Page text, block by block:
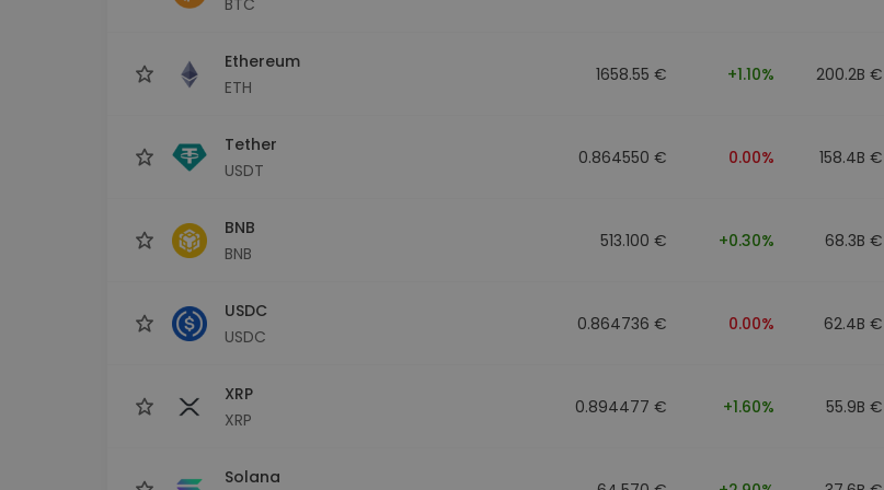
Ethereum
ETH
1658.55 € +1.10% 200.2B €
Tether
USDT
0.864550 € 0.00% 158.4B €
BNB
BNB
513.100 € +0.30% 68.3B €
USDC
USDC
0.864736 € 0.00% 62.4B €
XRP
XRP
0.894477 € +1.60% 55.9B €
Solana